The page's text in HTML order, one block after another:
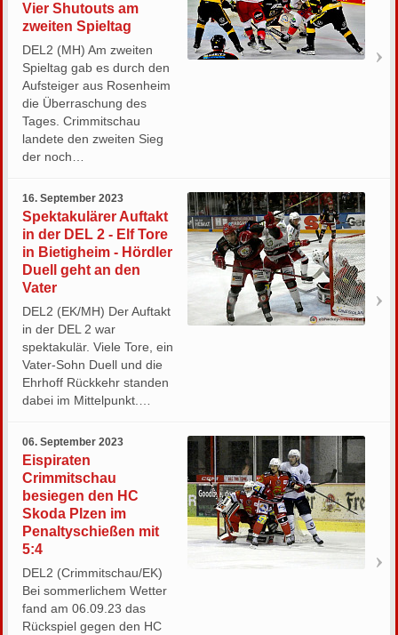
Vier Shutouts am
zweiten Spieltag
DEL2 (MH) Am zweiten
Spieltag gab es durch den
Aufsteiger aus Rosenheim
die Überraschung des
Tages. Crimmitschau
landete den zweiten Sieg
der noch…
16. September 2023
Spektakulärer Auftakt
in der DEL 2 - Elf Tore
in Bietigheim - Hördler
Duell geht an den
Vater
DEL2 (EK/MH) Der Auftakt
in der DEL 2 war
spektakulär. Viele Tore, ein
Vater-Sohn Duell und die
Ehrhoff Rückkehr standen
dabei im Mittelpunkt.…
06. September 2023
Eispiraten
Crimmitschau
besiegen den HC
Skoda Plzen im
Penaltyschießen mit
5:4
DEL2 (Crimmitschau/EK)
Bei sommerlichem Wetter
fand am 06.09.23 das
Rückspiel gegen den HC